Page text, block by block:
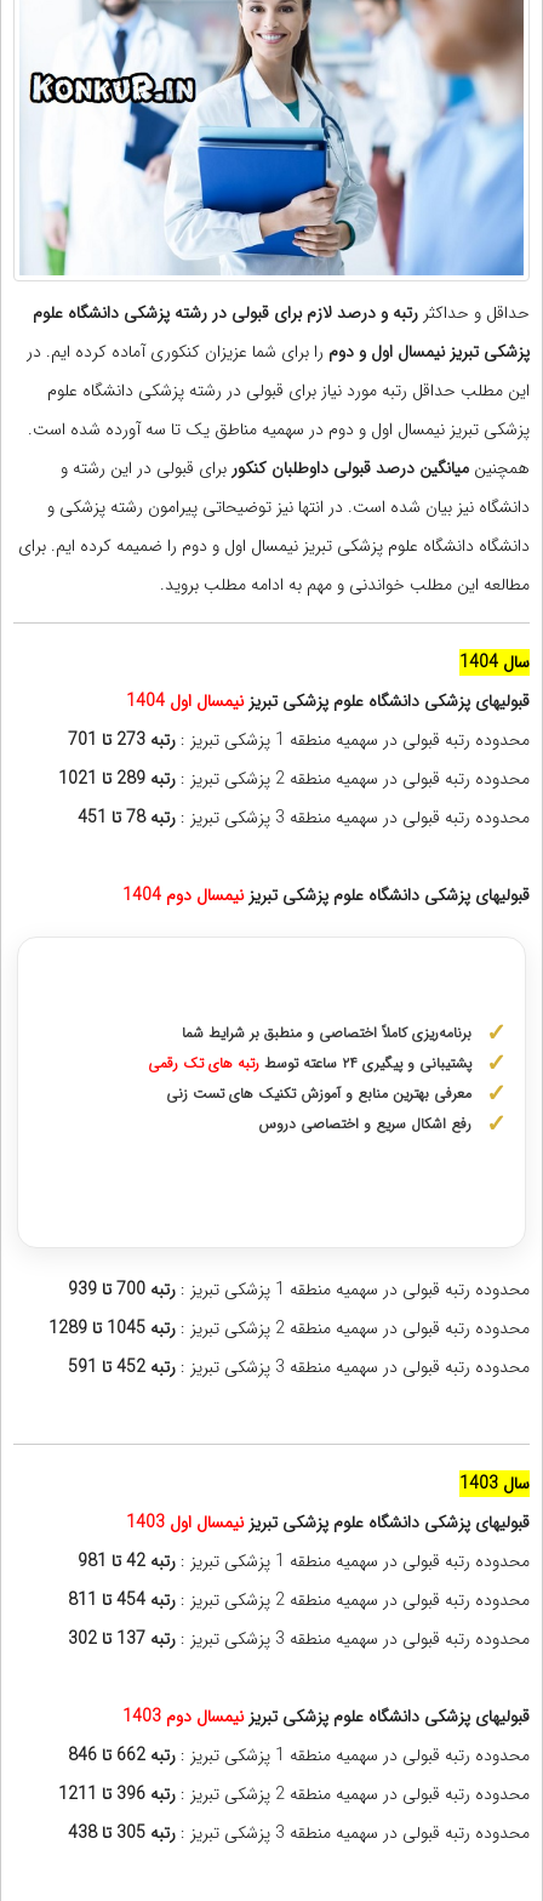
حداقل و حداکثر رتبه و درصد لازم برای قبولی در رشته پزشکی دانشگاه علوم
پزشکی تبریز نیمسال اول و دوم را برای شما عزیزان کنکوری آماده کرده ایم. در
این مطلب حداقل رتبه مورد نیاز برای قبولی در رشته پزشکی دانشگاه علوم
پزشکی تبریز نیمسال اول و دوم در سهمیه مناطق یک تا سه آورده شده است.
همچنین میانگین درصد قبولی داوطلبان کنکور برای قبولی در این رشته و
دانشگاه نیز بیان شده است. در انتها نیز توضیحاتی پیرامون رشته پزشکی و
دانشگاه دانشگاه علوم پزشکی تبریز نیمسال اول و دوم را ضمیمه کرده ایم. برای
مطالعه این مطلب خواندنی و مهم به ادامه مطلب بروید.
سال 1404
قبولیهای پزشکی دانشگاه علوم پزشکی تبریزنیمسال اول
محدوده رتبه قبولی در سهمیه منطقه 1 پزشکی تبریز :
رتبه 273 تا 701
محدوده رتبه قبولی در سهمیه منطقه 2 پزشکی تبریز :
رتبه 289 تا 1021
محدوده رتبه قبولی در سهمیه منطقه 3 پزشکی تبریز :
رتبه 78 تا 451
قبولیهای پزشکی دانشگاه علوم پزشکی تبریزنیمسال دوم
برنامه‌ریزی کاملاً اختصاصی و منطبق بر شرایط شما
پشتیبانی و پیگیری ۲۴ ساعته توسط
رتبه‌ های تک رقمی
معرفی بهترین منابع و آموزش تکنیک های تست زنی
رفع اشکال سریع و اختصاصی دروس
محدوده رتبه قبولی در سهمیه منطقه 1 پزشکی تبریز :
رتبه 700 تا 939
محدوده رتبه قبولی در سهمیه منطقه 2 پزشکی تبریز :
رتبه 1045 تا 1289
محدوده رتبه قبولی در سهمیه منطقه 3 پزشکی تبریز :
رتبه 452 تا 591
سال 1403
قبولیهای پزشکی دانشگاه علوم پزشکی تبریزنیمسال اول
محدوده رتبه قبولی در سهمیه منطقه 1 پزشکی تبریز :
رتبه 42 تا 981
محدوده رتبه قبولی در سهمیه منطقه 2 پزشکی تبریز :
رتبه 454 تا 811
محدوده رتبه قبولی در سهمیه منطقه 3 پزشکی تبریز :
رتبه 137 تا 302
قبولیهای پزشکی دانشگاه علوم پزشکی تبریزنیمسال دوم
محدوده رتبه قبولی در سهمیه منطقه 1 پزشکی تبریز :
رتبه 662 تا 846
محدوده رتبه قبولی در سهمیه منطقه 2 پزشکی تبریز :
رتبه 396 تا 1211
محدوده رتبه قبولی در سهمیه منطقه 3 پزشکی تبریز :
رتبه 305 تا 438